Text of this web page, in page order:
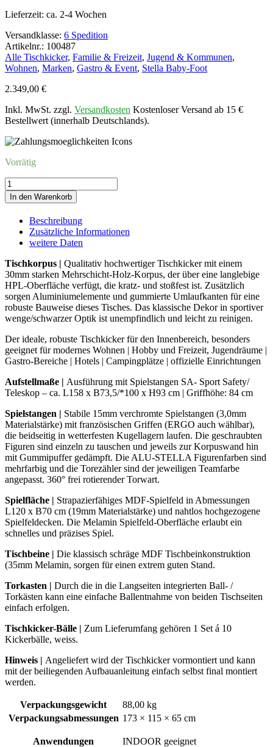
Lieferzeit: ca. 2-4 Wochen
Versandklasse: 6 Spedition
Artikelnr.: 100487
Alle Tischkicker, Familie & Freizeit, Jugend & Kommunen,
Wohnen, Marken, Gastro & Event, Stella Baby-Foot
2.349,00 €
Inkl. MwSt. zzgl. Versandkosten Kostenloser Versand ab 15 €
Bestellwert (innerhalb Deutschlands).
Vorrätig
Kicker
STELLA
CHAMPIONWENGE-
SCHWARZ-
GRAU
Menge
In den Warenkorb
Beschreibung
Zusätzliche Informationen
weitere Daten
Tischkorpus | Qualitativ hochwertiger Tischkicker mit einem
30mm starken Mehrschicht-Holz-Korpus, der über eine langlebige
HPL-Oberfläche verfügt, die kratz- und stoßfest ist. Zusätzlich
sorgen Aluminiumelemente und gummierte Umlaufkanten für eine
robuste Bauweise dieses Tisches. Das klassische Dekor in sportiver
wenge/schwarzer Optik ist unempfindlich und leicht zu reinigen.
Der ideale, robuste Tischkicker für den Innenbereich, besonders
geeignet für modernes Wohnen | Hobby und Freizeit, Jugendräume |
Gastro-Bereiche | Hotels | Campingplätze | offizielle Einrichtungen
Aufstellmaße | Ausführung mit Spielstangen SA- Sport Safety/
Teleskop – ca. L158 x B73,5/*100 x H93 cm | Griffhöhe: 84 cm
Spielstangen | Stabile 15mm verchromte Spielstangen (3,0mm
Materialstärke) mit französischen Griffen (ERGO auch wählbar),
die beidseitig in wetterfesten Kugellagern laufen. Die geschraubten
Figuren sind einzeln zu tauschen und jeweils zur Korpuswand hin
mit Gummipuffer gedämpft. Die ALU-STELLA Figurenfarben sind
mehrfarbig und die Torezähler sind der jeweiligen Teamfarbe
angepasst. 360° frei rotierender Torwart.
Spielfläche | Strapazierfähiges MDF-Spielfeld in Abmessungen
L120 x B70 cm (19mm Materialstärke) und nahtlos hochgezogene
Spielfeldecken. Die Melamin Spielfeld-Oberfläche erlaubt ein
schnelles und präzises Spiel.
Tischbeine | Die klassisch schräge MDF Tischbeinkonstruktion
(35mm Melamin, sorgen für einen extrem guten Stand.
Torkasten | Durch die in die Langseiten integrierten Ball- /
Torkästen kann eine einfache Ballentnahme von beiden Tischseiten
einfach erfolgen.
Tischkicker-Bälle | Zum Lieferumfang gehören 1 Set á 10
Kickerbälle, weiss.
Hinweis | Angeliefert wird der Tischkicker vormontiert und kann
mit der beiliegenden Aufbauanleitung einfach selbst final montiert
werden.
Verpackungsgewicht
88,00 kg
Verpackungsabmessungen 173 × 115 × 65 cm
Anwendungen INDOOR geeignet